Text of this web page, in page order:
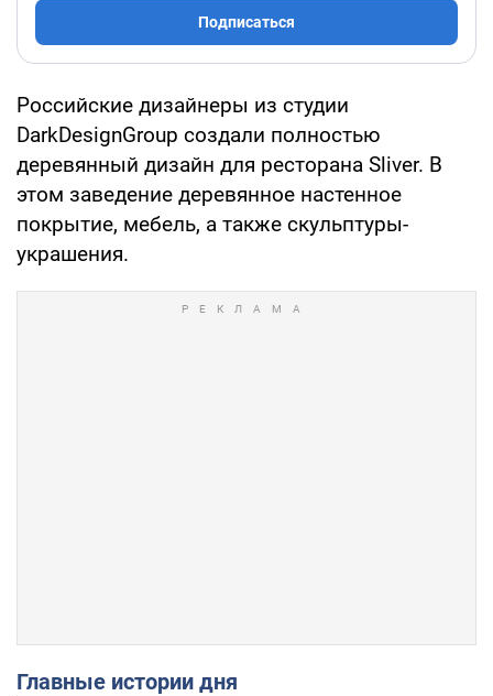
Подписаться
Российские дизайнеры из студии
DarkDesignGroup создали полностью
деревянный дизайн для ресторана Sliver. В
этом заведение деревянное настенное
покрытие, мебель, а также скульптуры-
украшения.
Главные истории дня